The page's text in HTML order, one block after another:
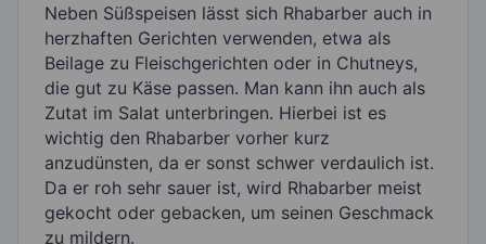
Neben Süßspeisen lässt sich Rhabarber auch in
herzhaften Gerichten verwenden, etwa als
Beilage zu Fleischgerichten oder in Chutneys,
die gut zu Käse passen. Man kann ihn auch als
Zutat im Salat unterbringen. Hierbei ist es
wichtig den Rhabarber vorher kurz
anzudünsten, da er sonst schwer verdaulich ist.
Da er roh sehr sauer ist, wird Rhabarber meist
gekocht oder gebacken, um seinen Geschmack
zu mildern.